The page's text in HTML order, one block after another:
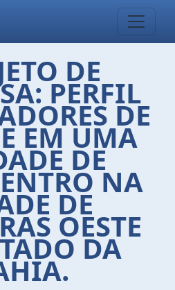
DE
PERFIL
DE
EM UMA
DE
NA
DE
OESTE
DA